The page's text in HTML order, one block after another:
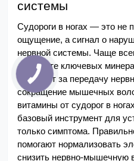
системы
Судороги в ногах — это не
ощущение, а сигнал о
нервной системы. Чаще
дефиците ключевых
отвечают за передачу
сокращение мышечных
витамины от судорог в
базовый инструмент для
только симптома.
помогают нормализовать
снизить нервно-мышечную